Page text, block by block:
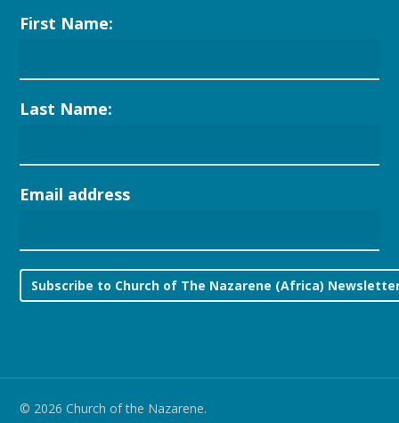
First Name:
Last Name:
Email address
© 2026 Church of the Nazarene.